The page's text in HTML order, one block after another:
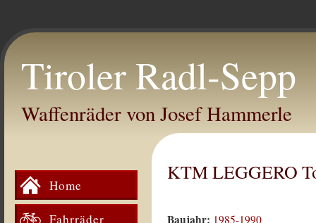
Tiroler Radl-Sepp
Waffenräder von Josef Hammerle
Home
Fahrräder
KTM LEGGERO
Baujahr: 1985-1990